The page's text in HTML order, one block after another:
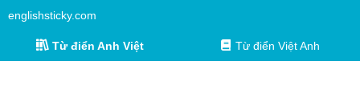
englishsticky.com
Từ điển Anh Việt Từ điển Việt Anh